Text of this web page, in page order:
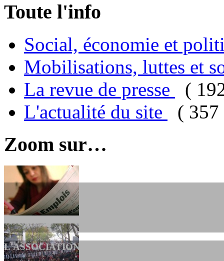
Toute l'info
Social, économie et
Mobilisations, luttes et
La revue de presse
(
L'actualité du site
( 357
Zoom sur…
L'ASSOCIATION